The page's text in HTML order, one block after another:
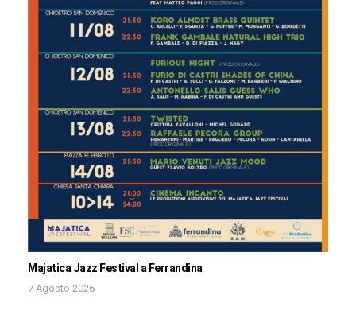
Majatica Jazz Festival a Ferrandina
7 Agosto 2026